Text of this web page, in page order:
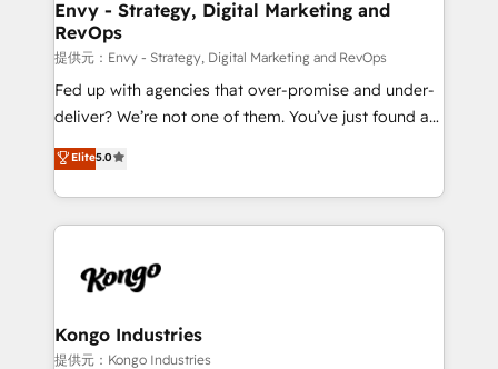
reliable source of truth - Unlock the full value of your
CRM and marketing data, not just implement a
system - Accelerate impact with a partner who
understands both strategy and technology
Envy - Strategy, Digital Marketing and
RevOps
提供元：Envy - Strategy, Digital Marketing and RevOps
Fed up with agencies that over-promise and under-
deliver? We’re not one of them. You’ve just found a
B2B Tech Marketing & RevOps agency that delivers
clear communication and real results—seriously.
Since 2014, we’ve helped brands like Yotpo,
Passport Card, BrandShield, Nuvei, and Fiverr
pipelines, and make sense of their HubSpot data. As
that keeps revenue moving – fixing messy lead
handoffs, broken sales processes, and murky
Elite5.0
Kongo Industries
提供元：Kongo Industries